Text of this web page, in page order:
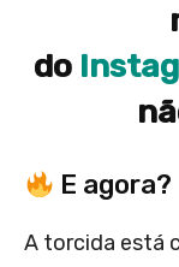
do
E agora?
A torcida está